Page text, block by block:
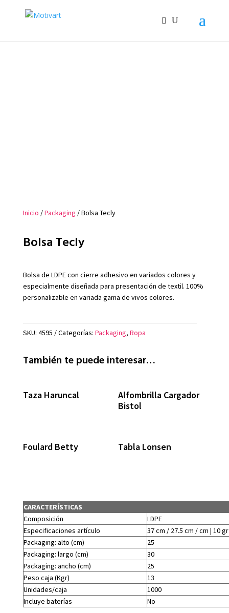
Inicio /Packaging / Bolsa Tecly
Bolsa Tecly
Bolsa de LDPE con cierre adhesivo en variados colores y
especialmente diseñada para presentación de textil. 100%
personalizable en variada gama de vivos colores.
SKU: 4595 Categorías: Packaging, Ropa
También te puede interesar…
Taza Haruncal
Alfombrilla Cargador
Bistol
Foulard Betty Tabla Lonsen
CARACTERÍSTICAS
Composición
LDPE
Especificaciones artículo
37 cm / 27.5 cm / cm | 10 gr
Packaging: alto (cm)
25
Packaging: largo (cm)
30
Packaging: ancho (cm)
25
Peso caja (Kgr)
13
Unidades/caja
1000
Incluye baterías
No